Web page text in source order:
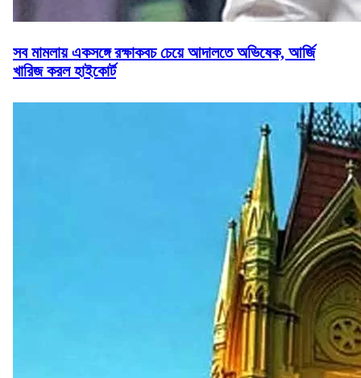
সব মামলায় একসঙ্গে রক্ষাকবচ চেয়ে আদালতে অভিষেক, আর্জি
খারিজ করল হাইকোর্ট